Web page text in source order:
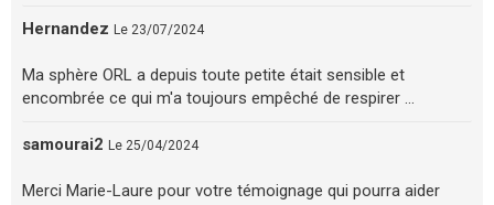
Hernandez Le 23/07/2024
Ma sphère ORL a depuis toute petite était sensible et
encombrée ce qui m'a toujours empêché de respirer ...
samourai2 Le 25/04/2024
Merci Marie-Laure pour votre témoignage qui pourra aider